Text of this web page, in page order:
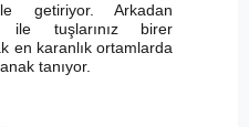
getiriyor. Arkadan
ile tuşlarınız birer
en karanlık ortamlarda
tanıyor.